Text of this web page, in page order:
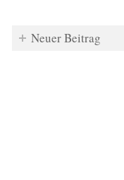
Neuer Beitrag